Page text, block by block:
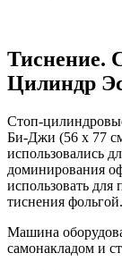
Тиснение.
Цилиндр
Стоп-
Би-Джи (56 x 77
использовались
доминирования
использовать для
тиснения фольгой.
Машина
самонакладом и